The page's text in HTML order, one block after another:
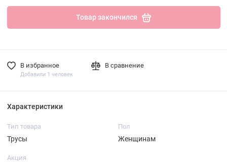
Товар закончился
В избранное
Добавили 1 человек
В сравнение
Характеристики
Тип товара
Трусы
Пол
Женщинам
Акция